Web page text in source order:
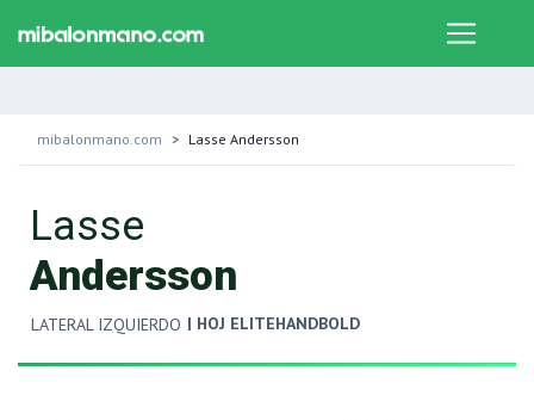
mibalonmano.com Lasse Andersson
Lasse
Andersson
LATERAL IZQUIERDO | HOJ ELITEHANDBOLD